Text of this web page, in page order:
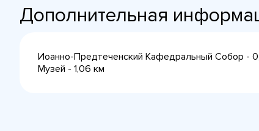
Дополнительная
Иоанно-Предтеченский Кафедральный Собор -
Музей - 1,06 км